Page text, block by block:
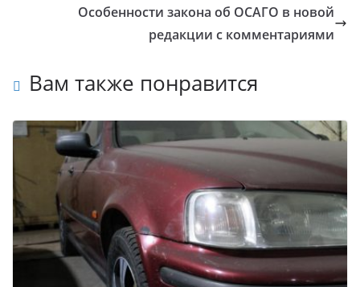
Особенности закона об ОСАГО в новой
редакции с комментариями
Вам также понравится